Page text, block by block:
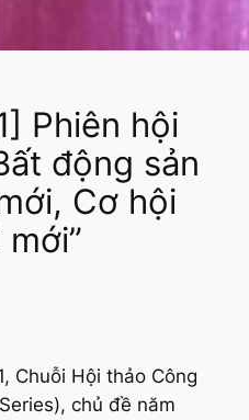
Phiên hội
động sản
Cơ hội
Chuỗi Hội thảo Công
chủ đề năm